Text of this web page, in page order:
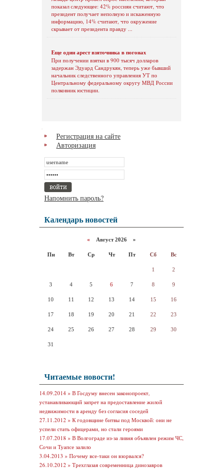
показал следующее: 42% россиян считают, что
президент получает неполную и искаженную
информацию, 14% считают, что окружение
скрывает от президента правду ...
Еще один арест взяточника в погонах
При получении взятки в 900 тысяч долларов
задержан Эдуард Сандрукян, теперь уже бывший
начальник следственного управления УТ по
Центральному федеральному округу МВД России
полковник юстиции.
Регистрация на сайте
Авторизация
Напомнить пароль?
Календарь новостей
« Август 2026 »
Пн Вт Ср Чт Пт Сб Вс
1 2
3 4 5 6 7 8 9
10 11 12 13 14 15 16
17 18 19 20 21 22 23
24 25 26 27 28 29 30
31
Читаемые новости!
14.09.2014 » В Госдуму внесен законопроект,
устанавливающий запрет на предоставление жилой
недвижимости в аренду без согласия соседей
27.11.2012 » К годовщине битвы под Москвой: они не
успели стать офицерами, но стали героями
17.07.2018 » В Волгограде из-за ливня объявлен режим ЧС,
Сочи и Туапсе залило
3.04.2013 » Почему все-таки он взорвался?
26.10.2012 » Трехглазая современница динозавров